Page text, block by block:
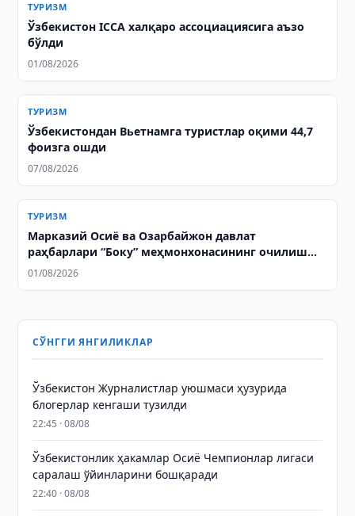
ТУРИЗМ
Ўзбекистон ICCA халқаро ассоциациясига аъзо
бўлди
01/08/2026
ТУРИЗМ
Ўзбекистондан Вьетнамга туристлар оқими 44,7
фоизга ошди
07/08/2026
ТУРИЗМ
Марказий Осиё ва Озарбайжон давлат
раҳбарлари “Боку” меҳмонхонасининг очилиш
маросимида иштирок этдилар
01/08/2026
СЎНГГИ ЯНГИЛИКЛАР
Ўзбекистон Журналистлар уюшмаси ҳузурида
блогерлар кенгаши тузилди
22:45 · 08/08
Ўзбекистонлик ҳакамлар Осиё Чемпионлар лигаси
саралаш ўйинларини бошқаради
22:40 · 08/08